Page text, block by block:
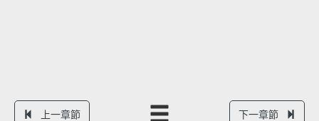
上一章節 下一章節